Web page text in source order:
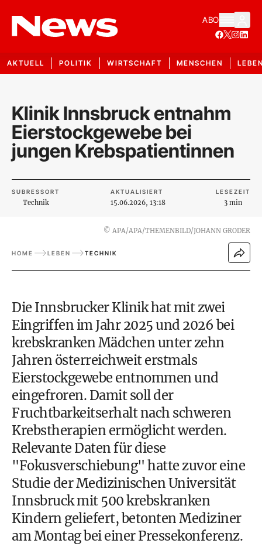
ABO
AKTUELL POLITIK WIRTSCHAFT MENSCHEN
Klinik Innsbruck entnahm
Eierstockgewebe bei
jungen Krebspatientinnen
SUBRESSORT
Technik
AKTUALISIERT
15.06.2026, 13:18
LESEZEIT
3 min
© APA/APA/THEMENBILD/JOHANN GRODER
HOME LEBEN TECHNIK
Die Innsbrucker Klinik hat mit zwei
Eingriffen im Jahr 2025 und 2026 bei
krebskranken Mädchen unter zehn
Jahren österreichweit erstmals
Eierstockgewebe entnommen und
eingefroren. Damit soll der
Fruchtbarkeitserhalt nach schweren
Krebstherapien ermöglicht werden.
Relevante Daten für diese
"Fokusverschiebung" hatte zuvor eine
Studie der Medizinischen Universität
Innsbruck mit 500 krebskranken
Kindern geliefert, betonten Mediziner
am Montag bei einer Pressekonferenz.